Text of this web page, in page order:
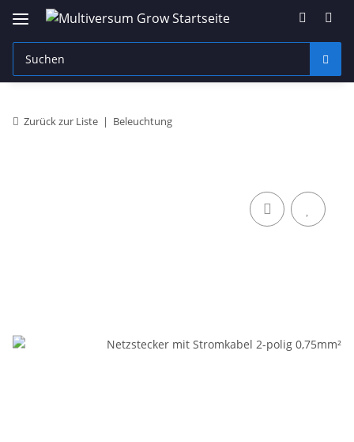
Zurück zur Liste Beleuchtung